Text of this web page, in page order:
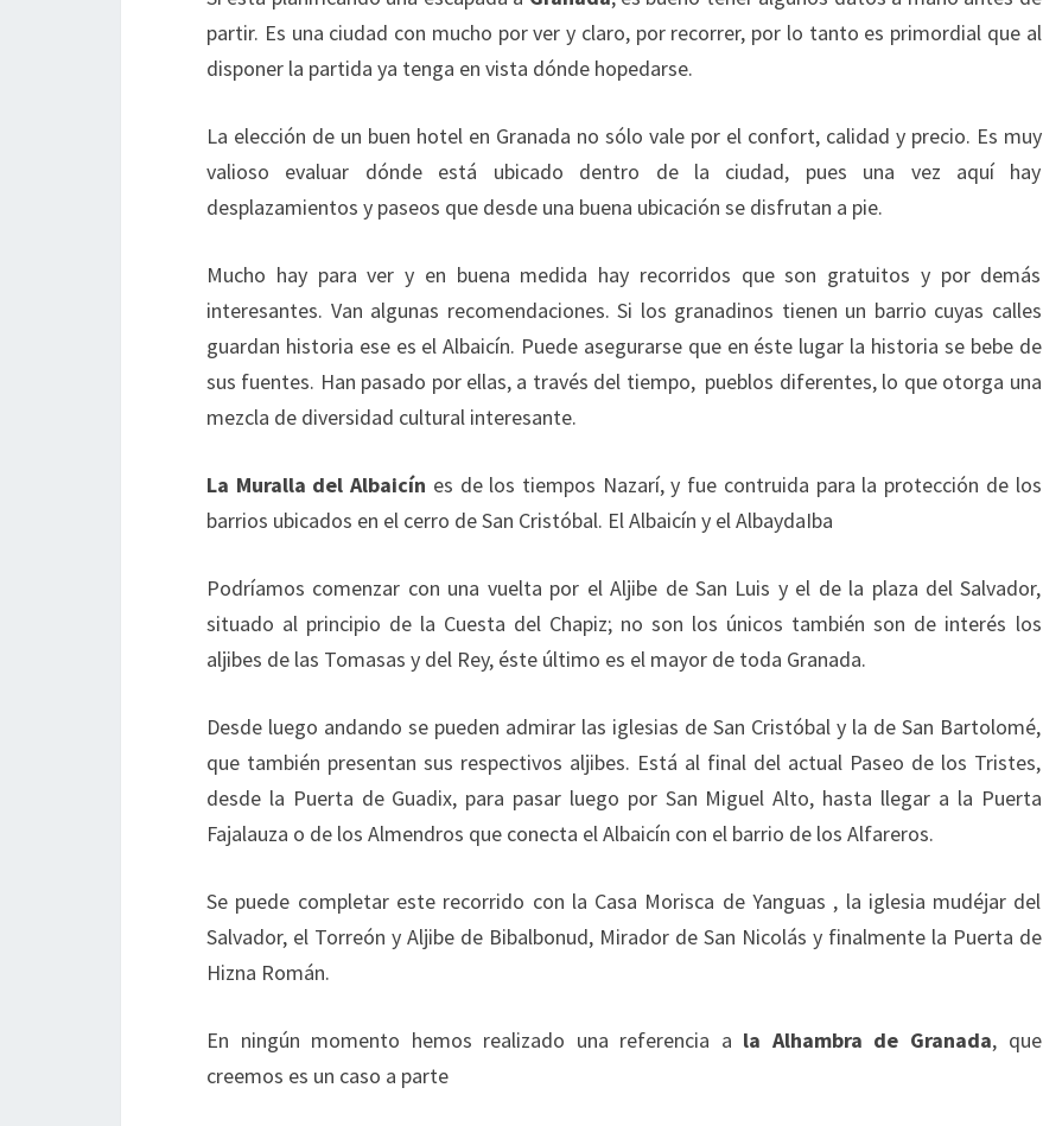
partir. Es una ciudad con mucho por ver y claro, por recorrer, por lo tanto es primordial que al
disponer la partida ya tenga en vista dónde hopedarse.
La elección de un buen hotel en Granada no sólo vale por el confort, calidad y precio. Es muy
valioso evaluar dónde está ubicado dentro de la ciudad, pues una vez aquí hay
desplazamientos y paseos que desde una buena ubicación se disfrutan a pie.
Mucho hay para ver y en buena medida hay recorridos que son gratuitos y por demás
interesantes. Van algunas recomendaciones. Si los granadinos tienen un barrio cuyas calles
guardan historia ese es el Albaicín. Puede asegurarse que en éste lugar la historia se bebe de
sus fuentes. Han pasado por ellas, a través del tiempo, pueblos diferentes, lo que otorga una
mezcla de diversidad cultural interesante.
La Muralla del Albaicín es de los tiempos Nazarí, y fue contruida para la protección de los
barrios ubicados en el cerro de San Cristóbal. El Albaicín y el AlbaydaIba
Podríamos comenzar con una vuelta por el Aljibe de San Luis y el de la plaza del Salvador,
situado al principio de la Cuesta del Chapiz; no son los únicos también son de interés los
aljibes de las Tomasas y del Rey, éste último es el mayor de toda Granada.
Desde luego andando se pueden admirar las iglesias de San Cristóbal y la de San Bartolomé,
que también presentan sus respectivos aljibes. Está al final del actual Paseo de los Tristes,
desde la Puerta de Guadix, para pasar luego por San Miguel Alto, hasta llegar a la Puerta
Fajalauza o de los Almendros que conecta el Albaicín con el barrio de los Alfareros.
Se puede completar este recorrido con la Casa Morisca de Yanguas , la iglesia mudéjar del
Salvador, el Torreón y Aljibe de Bibalbonud, Mirador de San Nicolás y finalmente la Puerta de
Hizna Román.
En ningún momento hemos realizado una referencia a la Alhambra de Granada, que
creemos es un caso a parte